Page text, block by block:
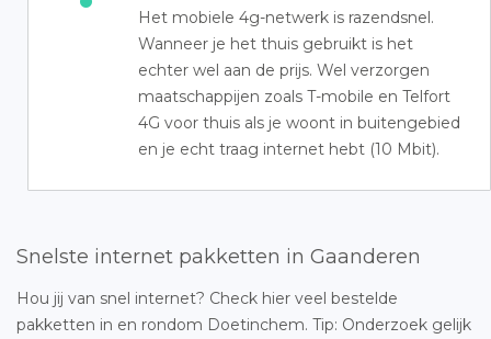
Het mobiele 4g-netwerk is razendsnel.
Wanneer je het thuis gebruikt is het
echter wel aan de prijs. Wel verzorgen
maatschappijen zoals T-mobile en Telfort
4G voor thuis als je woont in buitengebied
en je echt traag internet hebt (10 Mbit).
Snelste internet pakketten in Gaanderen
Hou jij van snel internet? Check hier veel bestelde
pakketten in en rondom Doetinchem. Tip: Onderzoek gelijk